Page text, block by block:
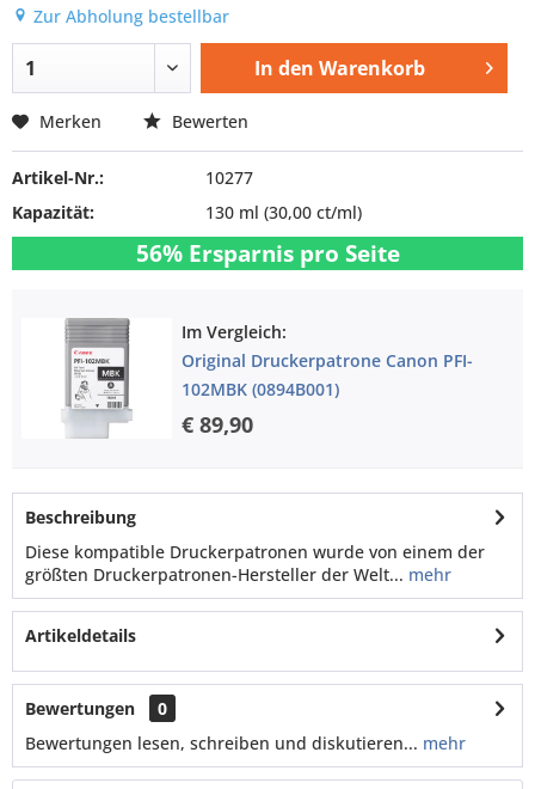
Zur Abholung bestellbar
In den Warenkorb
Merken Bewerten
Artikel-Nr.:
10277
Kapazität:
130 ml (30,00 ct/ml)
56% Ersparnis pro Seite
Im Vergleich:
Original Druckerpatrone Canon PFI-
102MBK (0894B001)
€ 89,90
Beschreibung
Diese kompatible Druckerpatronen wurde von einem der
größten Druckerpatronen-Hersteller der Welt... mehr
Artikeldetails
Bewertungen
0
Bewertungen lesen, schreiben und diskutieren... mehr